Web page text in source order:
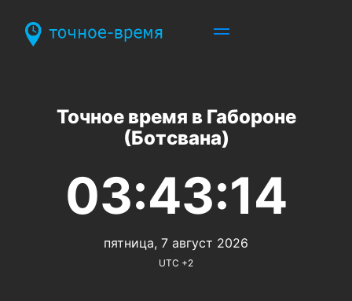
Точное время в Габороне
(Ботсвана)
03:43:14
пятница, 7 август 2026
UTC +2